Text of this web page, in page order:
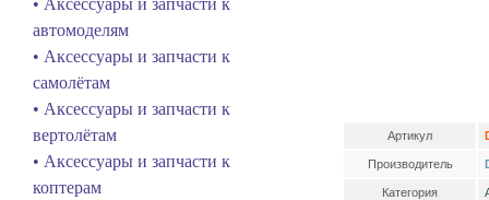
• Аксессуары и запчасти к
автомоделям
• Аксессуары и запчасти к
самолётам
• Аксессуары и запчасти к
вертолётам
• Аксессуары и запчасти к
коптерам
Артикул
Производитель
Категория